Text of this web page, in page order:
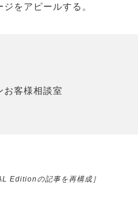
をアピールする。
お客様相談室
Editionの記事を再構成］